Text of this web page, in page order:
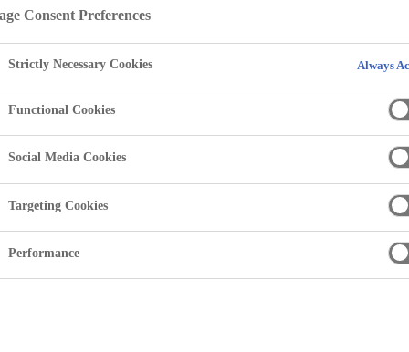
Consent Preferences
Strictly Necessary Cookies Always
Functional Cookies
Social Media Cookies
Targeting Cookies
Performance